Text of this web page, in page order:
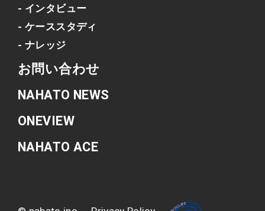
- インタビュー
- ケーススタディ
- ナレッジ
お問い合わせ
NAHATO NEWS
ONEVIEW
NAHATO ACE